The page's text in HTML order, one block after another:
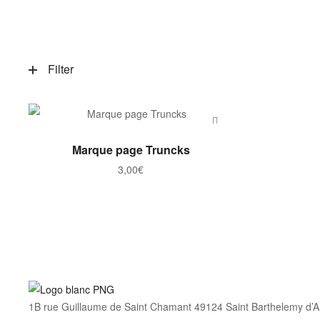
Filter
AJOUTER AU PANIER
Marque page Truncks
3,00€
1B rue Guillaume de Saint Chamant 49124 Saint Barthelemy